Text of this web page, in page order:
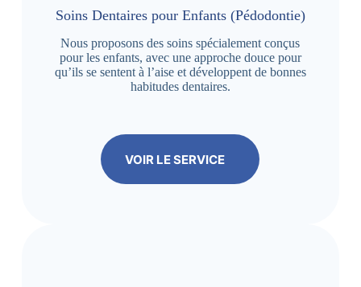
Soins Dentaires pour Enfants (Pédodontie)
Nous proposons des soins spécialement conçus
pour les enfants, avec une approche douce pour
qu’ils se sentent à l’aise et développent de bonnes
habitudes dentaires.
VOIR LE SERVICE